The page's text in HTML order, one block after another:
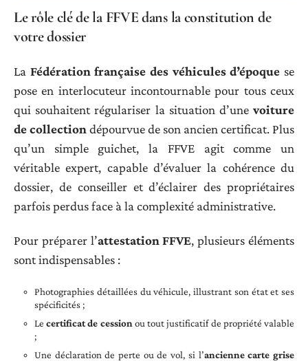
Le rôle clé de la FFVE dans la constitution de
votre dossier
La Fédération française des véhicules d’époque se
pose en interlocuteur incontournable pour tous ceux
qui souhaitent régulariser la situation d’une voiture
de collection dépourvue de son ancien certificat. Plus
qu’un simple guichet, la FFVE agit comme un
véritable expert, capable d’évaluer la cohérence du
dossier, de conseiller et d’éclairer des propriétaires
parfois perdus face à la complexité administrative.
Pour préparer l’attestation FFVE, plusieurs éléments
sont indispensables :
Photographies détaillées du véhicule, illustrant son état et ses
spécificités ;
Lecertificat de cession ou tout justificatif de propriété valable
;
Une déclaration de perte ou de vol, si l’ancienne carte grise